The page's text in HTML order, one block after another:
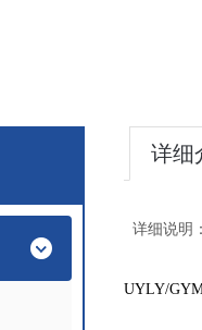
详细
详细说明
UYLY/